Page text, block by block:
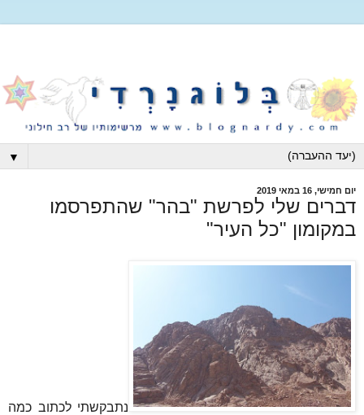
▼
יום חמישי, 16 במאי 2019
דברים שלי לפרשת "בהר" שהתפרסמו
במקומון "כל העיר"
נתבקשתי לכתוב כמה